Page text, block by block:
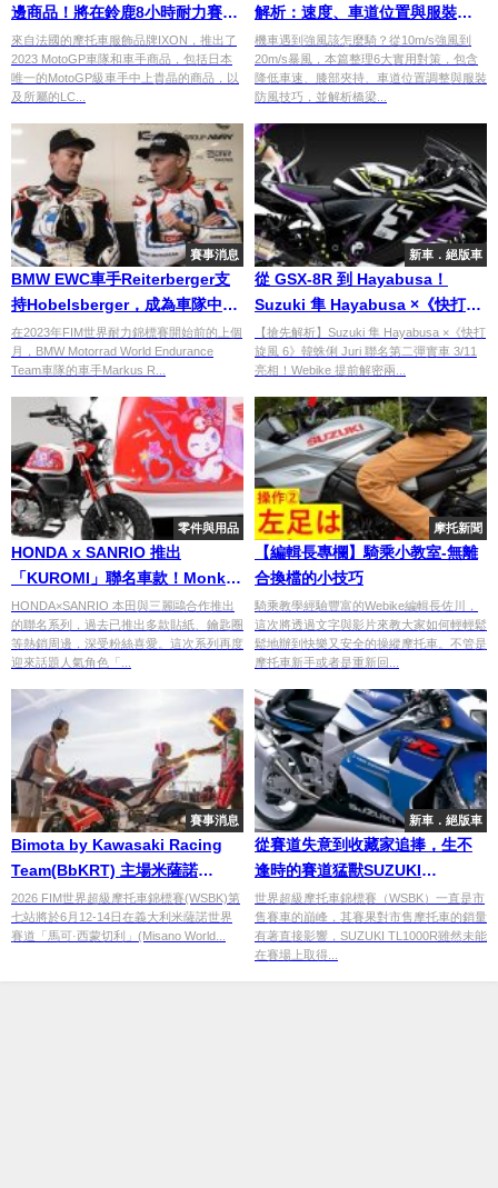
邊商品！將在鈴鹿8小時耐力賽和
日本MotoGP大獎賽上販售
來自法國的摩托車服飾品牌IXON，推出了
2023 MotoGP車隊和車手商品，包括日本
唯一的MotoGP級車手中上貴晶的商品，以
及所屬的LC...
解析：速度、車道位置與服裝完
整教學
機車遇到強風該怎麼騎？從10m/s強風到
20m/s暴風，本篇整理6大實用對策，包含
降低車速、膝部夾持、車道位置調整與服裝
防風技巧，並解析橋梁...
賽事消息
BMW EWC車手Reiterberger支
持Hobelsberger，成為車隊中完
美的後備車手
在2023年FIM世界耐力錦標賽開始前的上個
月，BMW Motorrad World Endurance
Team車隊的車手Markus R...
新車．絕版車
從 GSX-8R 到 Hayabusa！
Suzuki 隼 Hayabusa ×《快打旋
風 6》韓蛛俐 Juri 聯名直擊！2P
白金配色 3/11 亮相，會場限定週
邊領取全攻略
【搶先解析】Suzuki 隼 Hayabusa ×《快打
旋風 6》韓蛛俐 Juri 聯名第二彈實車 3/11
亮相！Webike 提前解密兩...
零件與用品
HONDA x SANRIO 推出
「KUROMI」聯名車款！Monkey
125 專用油箱側蓋登場
HONDA×SANRIO 本田與三麗鷗合作推出
的聯名系列，過去已推出多款貼紙、鑰匙圈
等熱銷周邊，深受粉絲喜愛。這次系列再度
迎來話題人氣角色「...
摩托新聞
【編輯長專欄】騎乘小教室-無離
合換檔的小技巧
騎乘教學經驗豐富的Webike編輯長佐川，
這次將透過文字與影片來教大家如何輕輕鬆
鬆地辦到快樂又安全的操縱摩托車。不管是
摩托車新手或者是重新回...
賽事消息
Bimota by Kawasaki Racing
Team(BbKRT) 主場米薩諾
(Misano)迎戰 WSBK 2026第七
站
2026 FIM世界超級摩托車錦標賽(WSBK)第
七站將於6月12-14日在義大利米薩諾世界
賽道「馬可·西蒙切利」(Misano World...
新車．絕版車
從賽道失意到收藏家追捧，生不
逢時的賽道猛獸SUZUKI
TL1000R
世界超級摩托車錦標賽（WSBK）一直是市
售賽車的巔峰，其賽果對市售摩托車的銷量
有著直接影響，SUZUKI TL1000R雖然未能
在賽場上取得...